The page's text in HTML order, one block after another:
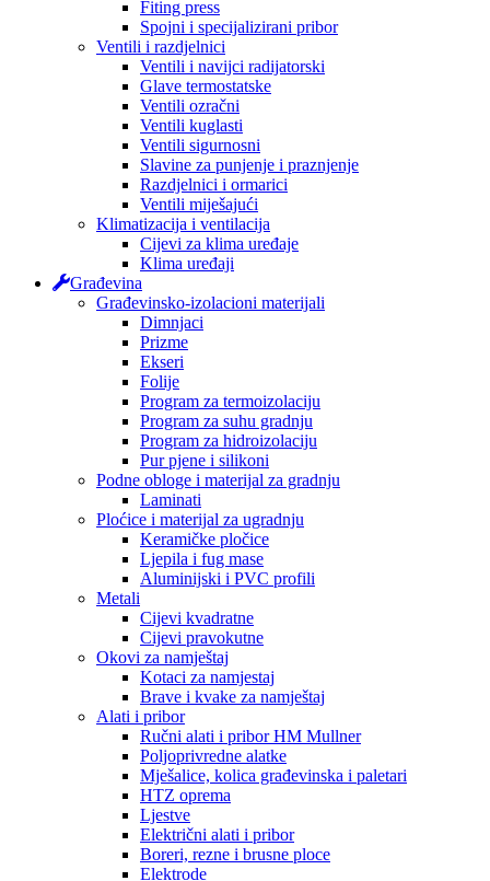
Fiting press
Spojni i specijalizirani pribor
Ventili i razdjelnici
Ventili i navijci radijatorski
Glave termostatske
Ventili ozračni
Ventili kuglasti
Ventili sigurnosni
Slavine za punjenje i praznjenje
Razdjelnici i ormarici
Ventili miješajući
Klimatizacija i ventilacija
Cijevi za klima uređaje
Klima uređaji
Građevina
Građevinsko-izolacioni materijali
Dimnjaci
Prizme
Ekseri
Folije
Program za termoizolaciju
Program za suhu gradnju
Program za hidroizolaciju
Pur pjene i silikoni
Podne obloge i materijal za gradnju
Laminati
Ploćice i materijal za ugradnju
Keramičke pločice
Ljepila i fug mase
Aluminijski i PVC profili
Metali
Cijevi kvadratne
Cijevi pravokutne
Okovi za namještaj
Kotaci za namjestaj
Brave i kvake za namještaj
Alati i pribor
Ručni alati i pribor HM Mullner
Poljoprivredne alatke
Mješalice, kolica građevinska i paletari
HTZ oprema
Ljestve
Električni alati i pribor
Boreri, rezne i brusne ploce
Elektrode